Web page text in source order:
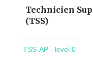
Technicien
(TSS)
TSS-AP - level 0